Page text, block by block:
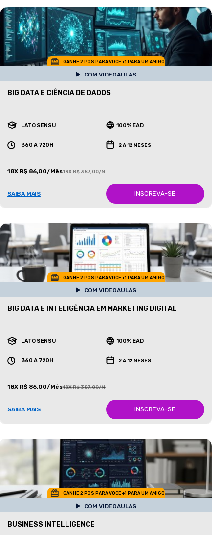
GANHE 2 POS PARA VOCE +1 PARA UM AMIGO
COM VIDEOAULAS
BIG DATA E CIÊNCIA DE DADOS
LATO SENSU 100% EAD
360 A 720H 2 A 12 MESES
18X R$ 86,00/Mês18X R$ 387,00/Mês
SAIBA MAIS INSCREVA-SE
GANHE 2 POS PARA VOCE +1 PARA UM AMIGO
COM VIDEOAULAS
BIG DATA E INTELIGÊNCIA EM MARKETING DIGITAL
LATO SENSU 100% EAD
360 A 720H 2 A 12 MESES
18X R$ 86,00/Mês18X R$ 387,00/Mês
SAIBA MAIS INSCREVA-SE
GANHE 2 POS PARA VOCE +1 PARA UM AMIGO
COM VIDEOAULAS
BUSINESS INTELLIGENCE